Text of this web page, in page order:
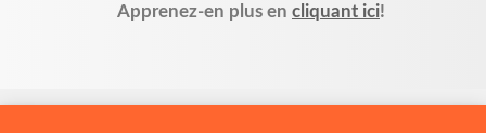
Apprenez-en plus en cliquant ici!